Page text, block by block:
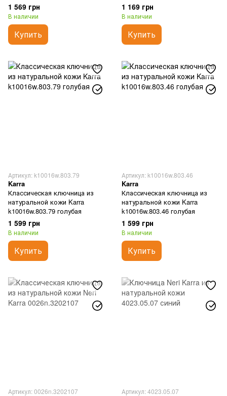
1 569 грн
В наличии
Купить
1 169 грн
В наличии
Купить
Артикул: k10016w.803.79
Karra
Классическая ключница из
натуральной кожи Karra
k10016w.803.79 голубая
1 599 грн
В наличии
Купить
Артикул: k10016w.803.46
Karra
Классическая ключница из
натуральной кожи Karra
k10016w.803.46 голубая
1 599 грн
В наличии
Купить
Артикул: 0026n.3202107 Артикул: 4023.05.07